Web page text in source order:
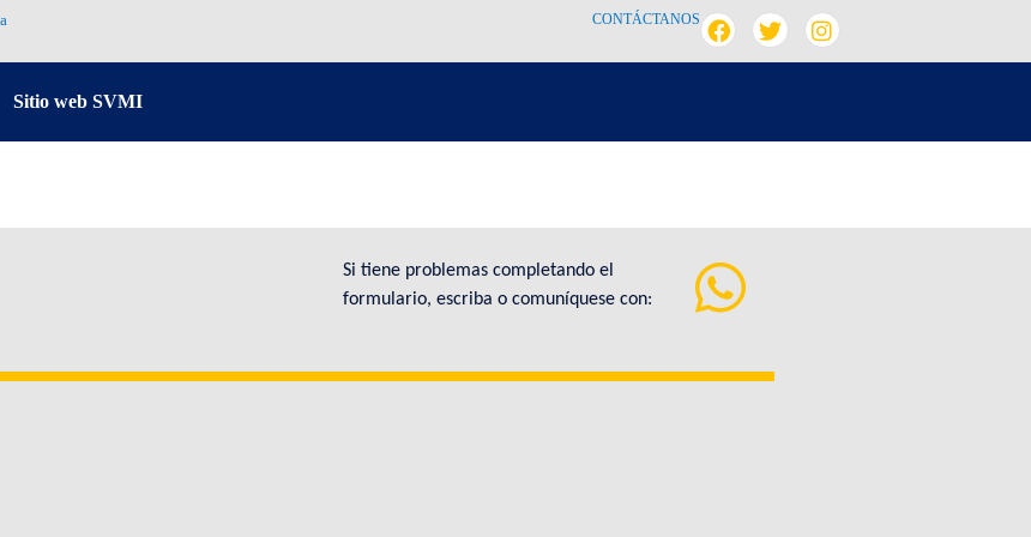
CONTÁCTANOS
Sitio web SVMI
Si tiene problemas completando el
formulario, escriba o comuníquese con: